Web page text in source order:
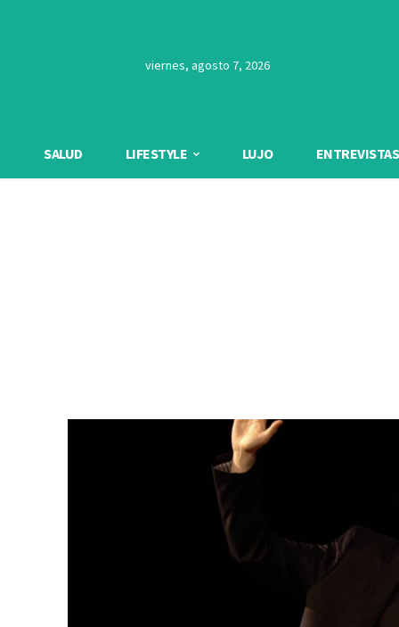
viernes, agosto 7, 2026
SALUD LIFESTYLE LUJO ENTREVISTAS